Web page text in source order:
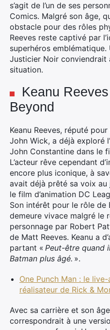
s’agit de l’un de ses
Comics. Malgré son âge,
obstacle pour des rôles
Reeves reste captivé par
superhéros
Justicier Noir conviendrait
situation.
Keanu
Beyond
Keanu Reeves, réputé
John Wick, a déjà exploré
John Constantine dans le
L’acteur rêve cependant
encore plus iconique, à
avait déjà prêté sa voix
le film d’animation DC
Son intérêt pour le rôle de
demeure vivace malgré le
personnage par Robert
de Matt Reeves. Keanu a
partant « Peut-être quand
Batman plus âgé. ».
One Punch Man : le
réalisateur de Rick &
Avec sa carrière et son
correspondrait à une